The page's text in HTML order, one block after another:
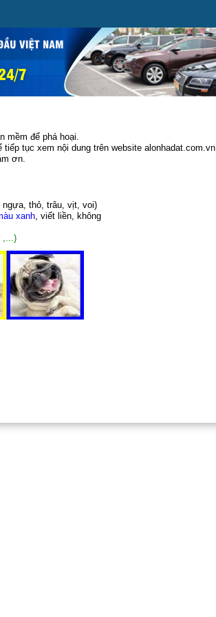
mềm để phá hoại.
tục xem nội dung trên website alonhadat.com.vn
ơn.
ngựa, thỏ, trâu, vịt, voi)
xanh, viết liền, không
,...)